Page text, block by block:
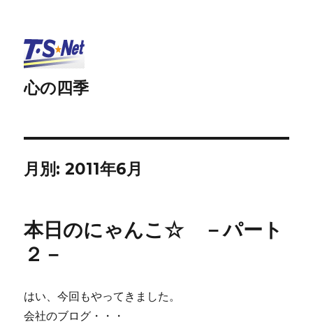
心の四季
月別: 2011年6月
本日のにゃんこ☆ －パート
２－
はい、今回もやってきました。
会社のブログ・・・